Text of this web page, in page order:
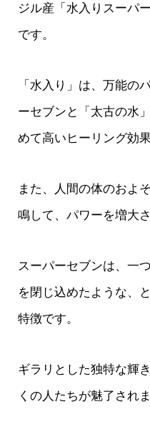
ジル産「水入りスーパ
です。
「水入り」は、万能の
ーセブンと「太古の水
めて高いヒーリング効
また、人間の体のおよ
鳴して、パワーを増大
スーパーセブンは、一
を閉じ込めたような、
特徴です。
ギラリとした独特な輝
くの人たちが魅了され